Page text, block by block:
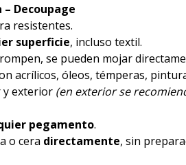
– Decoupage
resistentes.
superficie, incluso textil.
se pueden mojar
acrílicos, óleos, témperas,
y exterior (en exterior se
pegamento.
o cera directamente, sin